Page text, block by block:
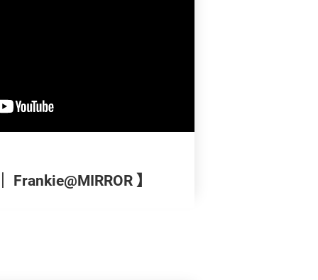
Frankie@MIRROR 】